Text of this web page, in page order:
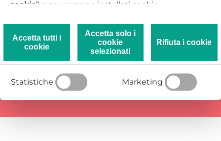
cookie”, non verranno installati cookie.
dettaglio i singoli cookie e le terze parti che
installano i cookie tramite il presente sito.
Clicca qui per visualizzare la Privacy e Cookie
Accetta tutti i
cookie
Accetta solo i
cookie
selezionati
Rifiuta i cookie
Statistiche Marketing
trasformazione. Drammaturgie
originali che si confrontano con le
urgenze del presente e interrogano il
futuro. La creazione artistica
rappresenta lo spazio di espressione
più profonda del fare teatro di
Palinodie.